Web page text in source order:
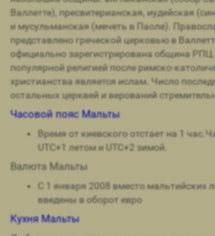
Валлетте), пресвитерианская, иудейская
и мусульманская (мечеть в Паоле).
представлено греческой церковью в
официально зарегистрирована община
популярной религией после римско-
христианства является ислам. Число
остальных церквей и верований
Часовой пояс Мальты
Время от киевского отстает на 1
UTC+1 летом и UTC+2 зимой.
Валюта Мальты
С 1 января 2008 вместо мальтийских
введены в оборот евро
Кухня Мальты